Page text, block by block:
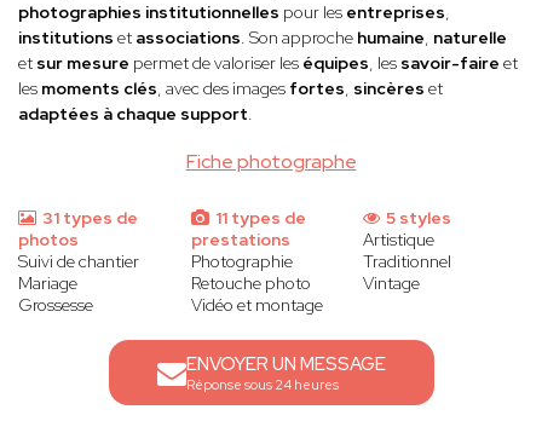
Fiche photographe
photographies institutionnelles pour les entreprises,
institutions et associations. Son approche humaine, naturelle
et sur mesure permet de valoriser les équipes, les savoir-faire et
les moments clés, avec des images fortes, sincères et
adaptées à chaque support.
31 types de
photos
Suivi de chantier
Mariage
Grossesse
11 types de
prestations
Photographie
Retouche photo
Vidéo et montage
5 styles
Artistique
Traditionnel
Vintage
ENVOYER UN MESSAGE
Réponse sous 24 heures